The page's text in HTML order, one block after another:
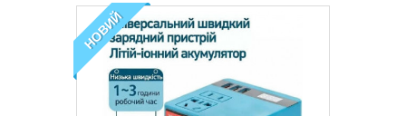
НОВИЙ